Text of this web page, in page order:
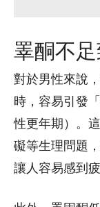
睪酮不
對於男性來說
時，容易引發
性更年期）。
礙等生理問題
讓人容易感到